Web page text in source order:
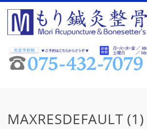
MAXRESDEFAULT (1)